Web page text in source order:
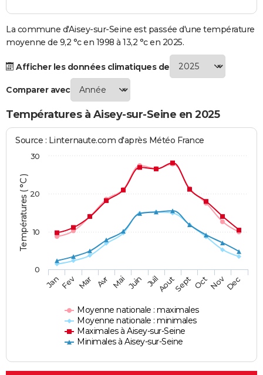
S'inscrire
Se connecter
Lycées
Collèges
Primaires
Universités
Entreprises
Service militaire
Avis de recherche
AVIS DE DÉCÈS
La commune d'Aisey-sur-Seine est passée d'une température
moyenne de 9,2 °c en 1998 à 13,2 °c en 2025.
Afficher les données climatiques de
Comparer avec
Températures à Aisey-sur-Seine en 2025
Températures ( °C )
Source : Linternaute.com d'après Météo France
Moyenne nationale : maximales
Moyenne nationale : minimales
Maximales à Aisey-sur-Seine
Minimales à Aisey-sur-Seine
JanFev Mar Avr Mai Juin JuilAoutSept OctNovDec
0
10
20
30